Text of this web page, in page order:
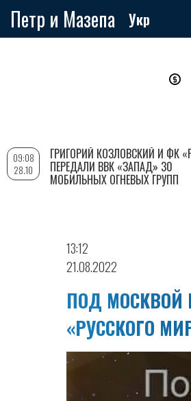
Петр и Мазепа Укр
13:12
21.08.2022
ПОД МОСКВОЙ
«РУССКОГО
09:08
28.10
ГРИГОРИЙ КОЗЛОВСКИЙ И ФК
ПЕРЕДАЛИ ВВК «ЗАПАД» 30
МОБИЛЬНЫХ ОГНЕВЫХ ГРУПП